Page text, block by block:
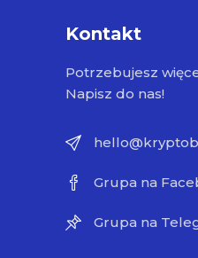
Kontakt
Potrzebujesz
Napisz do nas!
Grupa na
Grupa na